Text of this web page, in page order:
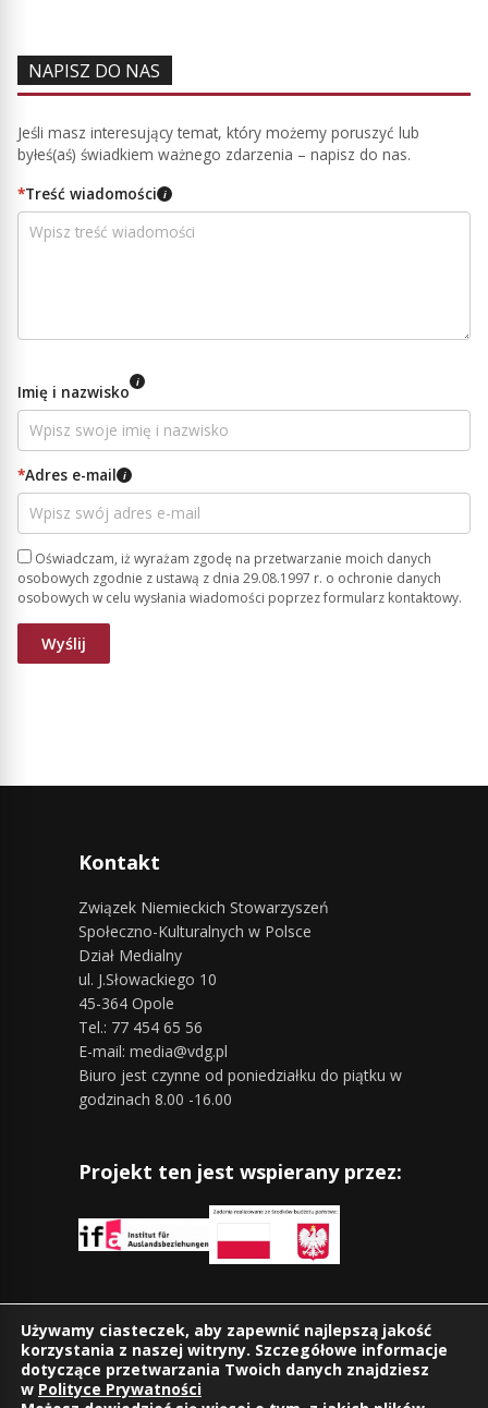
NAPISZ DO NAS
Jeśli masz interesujący temat, który możemy poruszyć lub
byłeś(aś) świadkiem ważnego zdarzenia – napisz do nas.
*Treść wiadomości i
Imię i nazwisko i
*Adres e-mail i
Oświadczam, iż wyrażam zgodę na przetwarzanie moich danych
osobowych zgodnie z ustawą z dnia 29.08.1997 r. o ochronie danych
osobowych w celu wysłania wiadomości poprzez formularz kontaktowy.
Kontakt
Związek Niemieckich Stowarzyszeń
Społeczno-Kulturalnych w Polsce
Dział Medialny
ul. J.Słowackiego 10
45-364 Opole
Tel.: 77 454 65 56
E-mail: media@vdg.pl
Biuro jest czynne od poniedziałku do piątku w
godzinach 8.00 -16.00
Projekt ten jest wspierany przez:
Znajdziesz nas również na:
Używamy ciasteczek, aby zapewnić najlepszą jakość
korzystania z naszej witryny. Szczegółowe informacje
dotyczące przetwarzania Twoich danych znajdziesz
w Polityce Prywatności